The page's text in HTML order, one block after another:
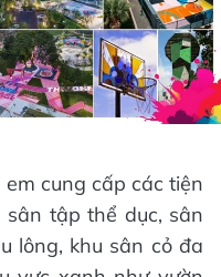
thông minh để tăng
m² có 2 phòng ngủ,
và căn hộ 55 m²
phòng đều có cầu
khoảng thông tầng,
gắn kết giữa các
Khu vực bếp có hệ
mái, đảm bảo chất